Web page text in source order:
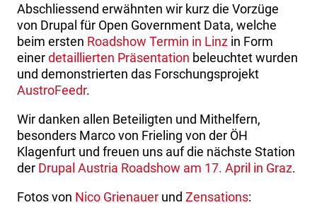
Abschliessend erwähnten wir kurz die Vorzüge
von Drupal für Open Government Data, welche
beim ersten Roadshow Termin in Linz in Form
einerdetaillierten Präsentation beleuchtet wurden
und demonstrierten das Forschungsprojekt
AustroFeedr.
Wir danken allen Beteiligten und Mithelfern,
besonders Marco von Frieling von der ÖH
Klagenfurt und freuen uns auf die nächste Station
der Drupal Austria Roadshow am 17. April in Graz.
Fotos von Nico Grienauer und Zensations: